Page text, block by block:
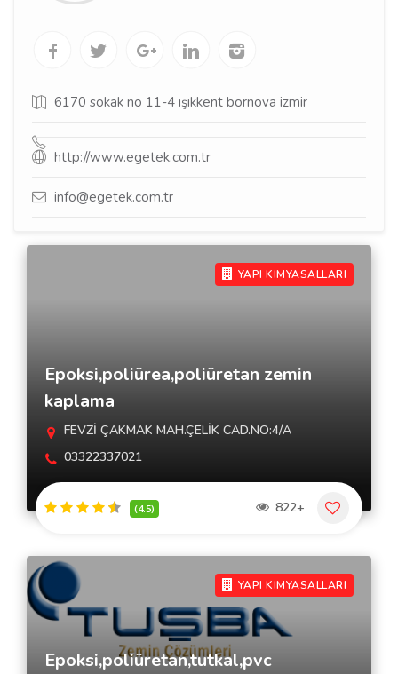
6170 sokak no 11-4 ışıkkent bornova izmir
http://www.egetek.com.tr
info@egetek.com.tr
YAPI KIMYASALLARI
Epoksi,poliürea,poliüretan zemin
kaplama
FEVZİ ÇAKMAK MAH.ÇELİK CAD.NO:4/A
03322337021
(4.5) 822+
YAPI KIMYASALLARI
Epoksi,poliüretan,tutkal,pvc